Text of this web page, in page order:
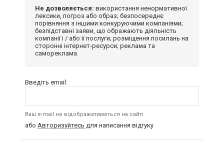
Не дозволяється: використання ненормативної
лексики, погроз або образ; безпосереднє
порівняння з іншими конкуруючими компаніями;
безпідставні заяви, що ображають діяльність
компанії і / або її послуги; розміщення посилань на
сторонні інтернет-ресурси; реклама та
самореклама.
Введіть email:
Ваш e-mail не відображатиметься на сайті
або Авторизуйтесь для написання відгуку